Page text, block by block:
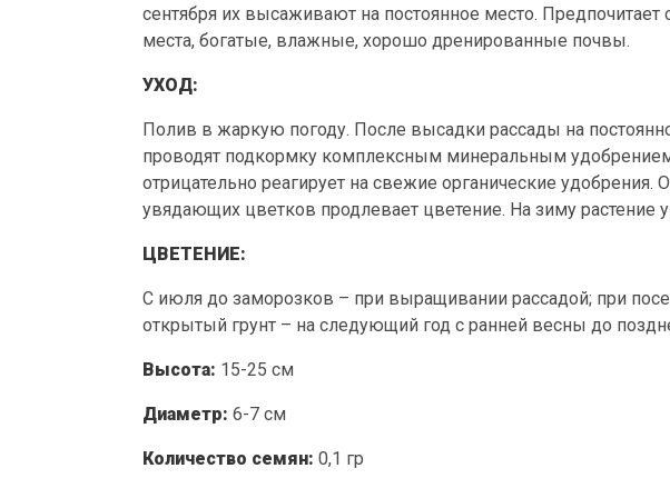
сентября их высаживают на постоянное место. Предпочитает
места, богатые, влажные, хорошо дренированные почвы.
УХОД:
Полив в жаркую погоду. После высадки рассады на
проводят подкормку комплексным минеральным
отрицательно реагирует на свежие органические удобрения.
увядающих цветков продлевает цветение. На зиму растение
ЦВЕТЕНИЕ:
С июля до заморозков – при выращивании рассадой; при
открытый грунт – на следующий год с ранней весны до
Высота: 15-25 см
Диаметр: 6-7 см
Количество семян: 0,1 гр